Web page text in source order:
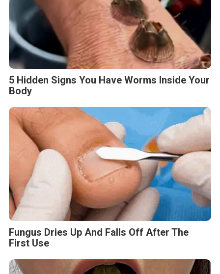
5 Hidden Signs You Have Worms Inside Your
Body
Fungus Dries Up And Falls Off After The
First Use